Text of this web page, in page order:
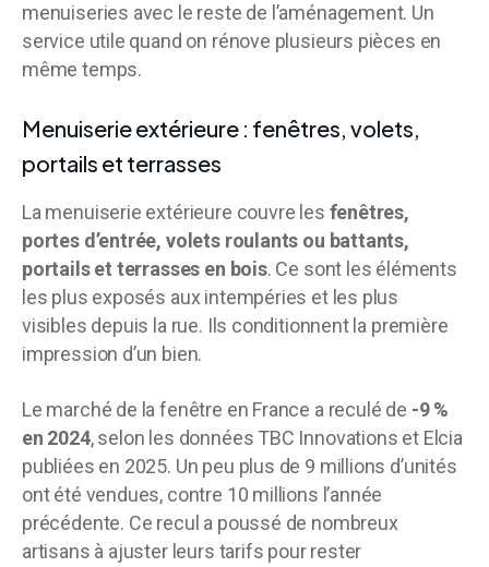
menuiseries avec le reste de l’aménagement. Un
service utile quand on rénove plusieurs pièces en
même temps.
Menuiserie extérieure : fenêtres, volets,
portails et terrasses
La menuiserie extérieure couvre les fenêtres,
portes d’entrée, volets roulants ou battants,
portails et terrasses en bois. Ce sont les éléments
les plus exposés aux intempéries et les plus
visibles depuis la rue. Ils conditionnent la première
impression d’un bien.
Le marché de la fenêtre en France a reculé de -9 %
en 2024, selon les données TBC Innovations et Elcia
publiées en 2025. Un peu plus de 9 millions d’unités
ont été vendues, contre 10 millions l’année
précédente. Ce recul a poussé de nombreux
artisans à ajuster leurs tarifs pour rester